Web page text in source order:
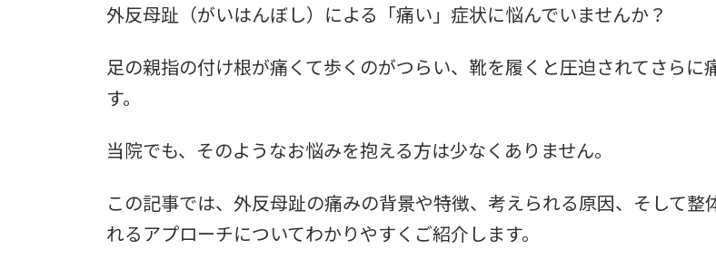
外反母趾（がいはんぼし）による「痛い」症状に悩んでいませんか？
足の親指の付け根が痛くて歩くのがつらい、靴を履くと圧迫されてさらに
す。
当院でも、そのようなお悩みを抱える方は少なくありません。
この記事では、外反母趾の痛みの背景や特徴、考えられる原因、そして整
れるアプローチについてわかりやすくご紹介します。